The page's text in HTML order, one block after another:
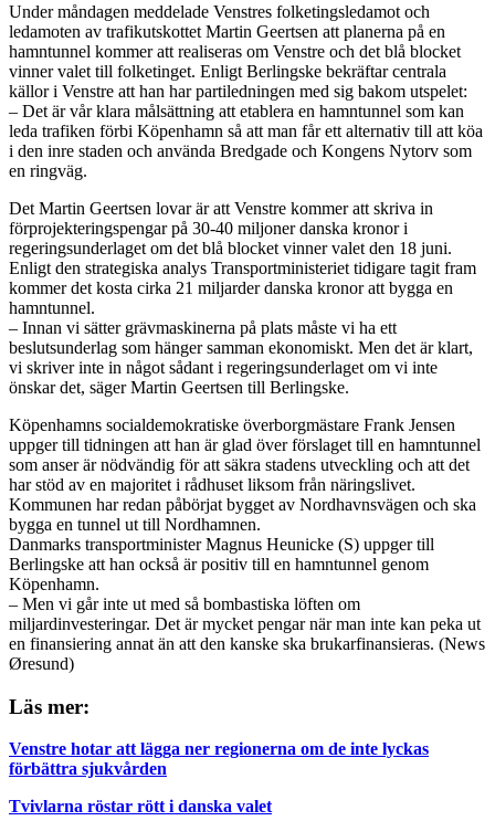
Under måndagen meddelade Venstres folketingsledamot och
ledamoten av trafikutskottet Martin Geertsen att planerna på en
hamntunnel kommer att realiseras om Venstre och det blå blocket
vinner valet till folketinget. Enligt Berlingske bekräftar centrala
källor i Venstre att han har partiledningen med sig bakom utspelet:
– Det är vår klara målsättning att etablera en hamntunnel som kan
leda trafiken förbi Köpenhamn så att man får ett alternativ till att köa
i den inre staden och använda Bredgade och Kongens Nytorv som
en ringväg.
Det Martin Geertsen lovar är att Venstre kommer att skriva in
förprojekteringspengar på 30-40 miljoner danska kronor i
regeringsunderlaget om det blå blocket vinner valet den 18 juni.
Enligt den strategiska analys Transportministeriet tidigare tagit fram
kommer det kosta cirka 21 miljarder danska kronor att bygga en
hamntunnel.
– Innan vi sätter grävmaskinerna på plats måste vi ha ett
beslutsunderlag som hänger samman ekonomiskt. Men det är klart,
vi skriver inte in något sådant i regeringsunderlaget om vi inte
önskar det, säger Martin Geertsen till Berlingske.
Köpenhamns socialdemokratiske överborgmästare Frank Jensen
uppger till tidningen att han är glad över förslaget till en hamntunnel
som anser är nödvändig för att säkra stadens utveckling och att det
har stöd av en majoritet i rådhuset liksom från näringslivet.
Kommunen har redan påbörjat bygget av Nordhavnsvägen och ska
bygga en tunnel ut till Nordhamnen.
Danmarks transportminister Magnus Heunicke (S) uppger till
Berlingske att han också är positiv till en hamntunnel genom
Köpenhamn.
– Men vi går inte ut med så bombastiska löften om
miljardinvesteringar. Det är mycket pengar när man inte kan peka ut
en finansiering annat än att den kanske ska brukarfinansieras. (News
Øresund)
Läs mer:
Venstre hotar att lägga ner regionerna om de inte lyckas
förbättra sjukvården
Tvivlarna röstar rött i danska valet